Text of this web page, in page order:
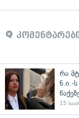
რა
ნ.ი.-
15